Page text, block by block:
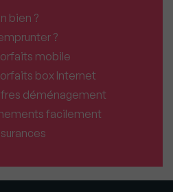
bien ?
?
mobile
box Internet
déménagement
facilement